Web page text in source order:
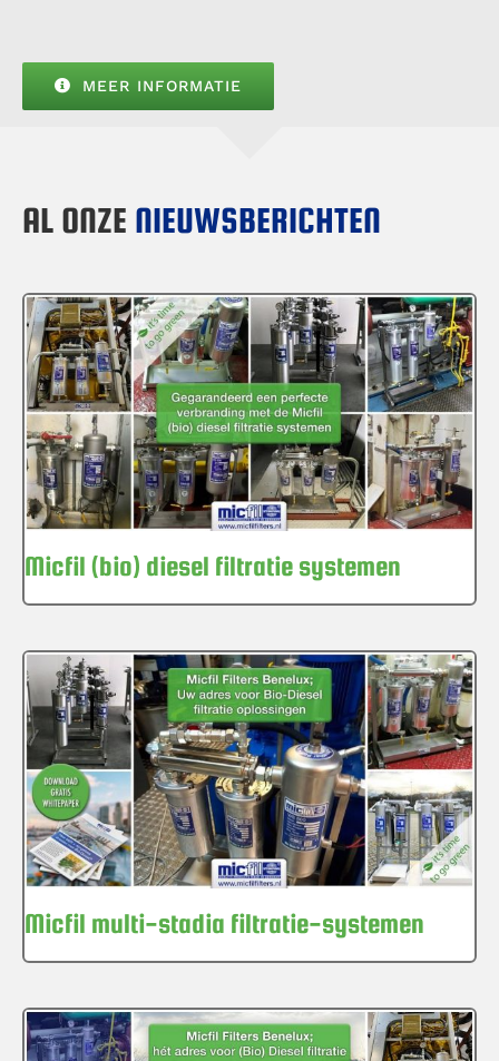
MEER INFORMATIE
AL ONZE NIEUWSBERICHTEN
Micfil (bio) diesel filtratie systemen
Micfil multi-stadia filtratie-systemen